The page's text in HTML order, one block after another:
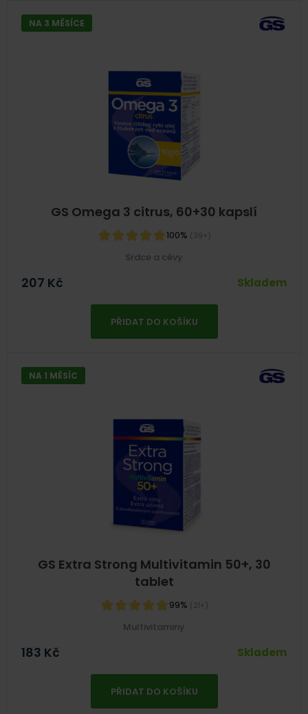
GS Omega 3 citrus, 60+30 kapslí
100% (39×)
NA 3 MĚSÍCE
Srdce a cévy
207 Kč Skladem
PŘIDAT DO KOŠÍKU
GS Extra Strong Multivitamin 50+, 30
tablet
99% (21×)
NA 1 MĚSÍC
Multivitaminy
183 Kč Skladem
PŘIDAT DO KOŠÍKU